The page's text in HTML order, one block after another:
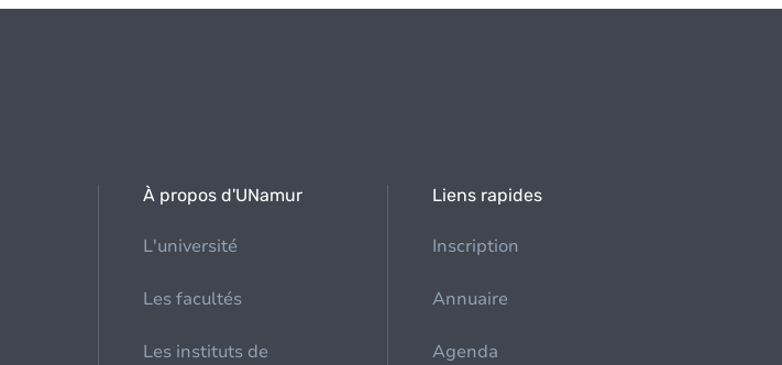
À propos d'UNamur
L'université
Les facultés
Les instituts de
Liens rapides
Inscription
Annuaire
Agenda